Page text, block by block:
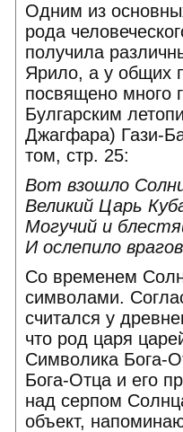
Одним из
рода
получила
Ярило, а у общих
посвящено много
Булгарским
Джагфара) Гази-
том, стр. 25:
Вот взошло
Великий Царь
Могучий и
И ослепило
Со временем
символами.
считался у
что род царя
Символика Бога-
Бога-Отца и его
над серпом
объект,